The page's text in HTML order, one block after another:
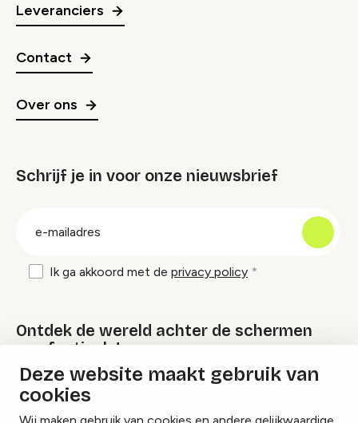
Deze website maakt gebruik van
cookies
Leveranciers
Contact
Over ons
Schrijf je in voor onze nieuwsbrief
Ik ga akkoord met de privacy policy
Ontdek de wereld achter de schermen
van festivals!
Lees onze Festival Specials